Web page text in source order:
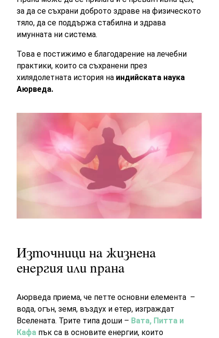
за да се съхрани доброто здраве на физическото
тяло, да се поддържа стабилна и здрава
имунната ни система.
Това е постижимо е благодарение на лечебни
практики, които са съхранени през
хилядолетната история на индийската наука
Аюрведа.
Източници на жизнена
енергия или прана
Аюрведа приема, че петте основни елемента –
вода, огън, земя, въздух и етер, изграждат
Вселената. Трите типа доши – Вата, Питта и
Кафа пък са в основите енергии, които